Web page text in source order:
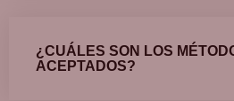
¿CUÁLES SON LOS
ACEPTADOS?